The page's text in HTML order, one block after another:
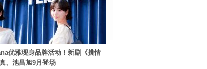
优雅现身品牌活动！新剧《挑情
、池昌旭9月登场